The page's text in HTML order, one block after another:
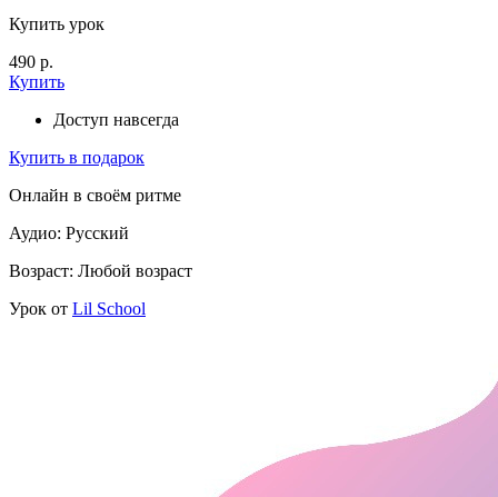
Купить урок
490 р.
Купить
Доступ навсегда
Купить в подарок
Онлайн в своём ритме
Аудио: Русский
Возраст: Любой возраст
Урок от Lil School